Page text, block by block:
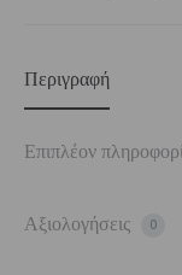
Περιγραφή
Επιπλέον
Αξιολογήσεις 0